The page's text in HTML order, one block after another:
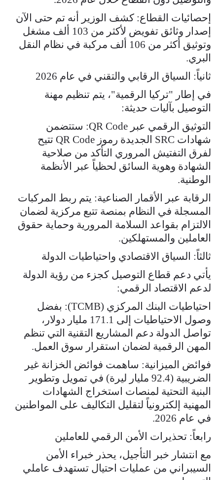
إحصائيات القطاع: كشف الوزير أنه تم حتى الآن
إصدار وثائق تفويض لأكثر من 103 ألف مشغل
وتوثيق أكثر من 106 ألف مركبة في نظام النقل
البري.
ثانياً: السياق الرقابي والتقني في عام 2026
في إطار "تركيا الرقمية"، يتم تنظيم مهنة
التوصيل بآليات حديثة:
التوثيق الرقمي عبر QR Code: ستتضمن
شهادات SRC الجديدة رموز QR Code تتيح
لفرق التفتيش المروري التأكد من صلاحية
الشهادة وهوية السائق لحظياً عبر الأنظمة
الوطنية.
الرقابة عبر الأقمار الصناعية: يتم ربط المركبات
المسجلة في النظام بمنصة تتبع مركزية لضمان
الالتزام بقواعد السلامة المرورية وحماية حقوق
العاملين والمستهلكين.
ثالثاً: السياق الاقتصادي واحتياطيات الدولة
يأتي دعم قطاع التوصيل كجزء من رؤية الدولة
لدعم الاقتصاد الرقمي:
احتياطيات البنك المركزي (TCMB): بفضل
وصول الاحتياطيات إلى 171.1 مليار دولار،
تواصل الدولة دعم المشاريع التقنية التي تنظم
المهن الرقمية لضمان استقرار سوق العمل.
فوائض الميزانية: ساهمت فوائض الخزانة غير
الضريبية (92.4 مليار ليرة) في تمويل وتطوير
البنية التحتية لمنصات استخراج الشهادات
المهنية إلكترونياً لتقليل التكاليف على المواطنين
في عام 2026.
رابعاً: تحذيرات الأمن الرقمي للعاملين
مع انتشار خبر التأجيل، يحذر خبراء الأمن
السيبراني من عمليات احتيال تستهدف عاملي